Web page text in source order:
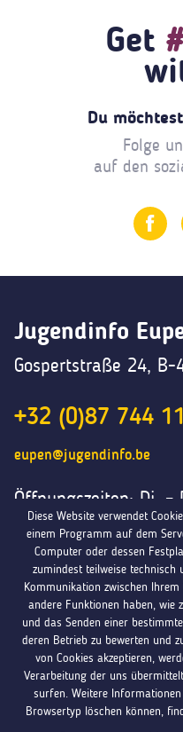
Get
Du
Folge
auf den
Jugendinfo
Gospertstraße 24, B-
+32 (0)87 744
eupen@jugendinfo.be
Öffnungszeiten: Di.
Beratungen können
dieser Zeiten stattfinden.
Jugendinfo
Vennbahnstraße 4/
+32 (0)80 221
Diese Website verwendet
einem Programm auf dem
Computer oder dessen
zumindest teilweise
Kommunikation zwischen
andere Funktionen haben, wie
und das Senden einer
deren Betrieb zu bewerten und
von Cookies akzeptieren,
Verarbeitung der uns
surfen. Weitere Informationen
Browsertyp löschen können,